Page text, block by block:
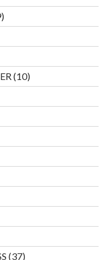
109
Produkte
1010
Produkte
3737